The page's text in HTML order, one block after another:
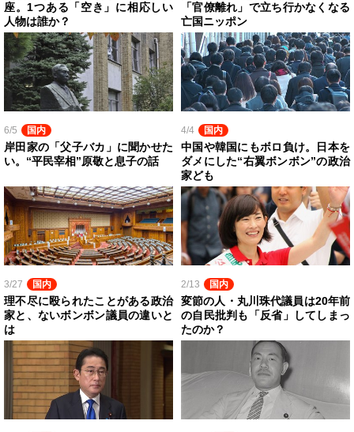
座。1つある「空き」に相応しい
人物は誰か？
「官僚離れ」で立ち行かなくなる
亡国ニッポン
6/5 国内
岸田家の「父子バカ」に聞かせた
い。“平民宰相”原敬と息子の話
4/4 国内
中国や韓国にもボロ負け。日本を
ダメにした“右翼ボンボン”の政治
家ども
3/27 国内
理不尽に殴られたことがある政治
家と、ないボンボン議員の違いと
は
2/13 国内
変節の人・丸川珠代議員は20年前
の自民批判も「反省」してしまっ
たのか？